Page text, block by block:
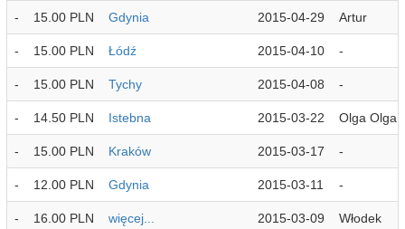
- 15.00 PLN Gdynia 2015-04-29 Artur
- 15.00 PLN Łódź 2015-04-10 -
- 15.00 PLN Tychy 2015-04-08 -
- 14.50 PLN Istebna 2015-03-22 Olga Olga
- 15.00 PLN Kraków 2015-03-17 -
- 12.00 PLN Gdynia 2015-03-11 -
- 16.00 PLN więcej... 2015-03-09 Włodek